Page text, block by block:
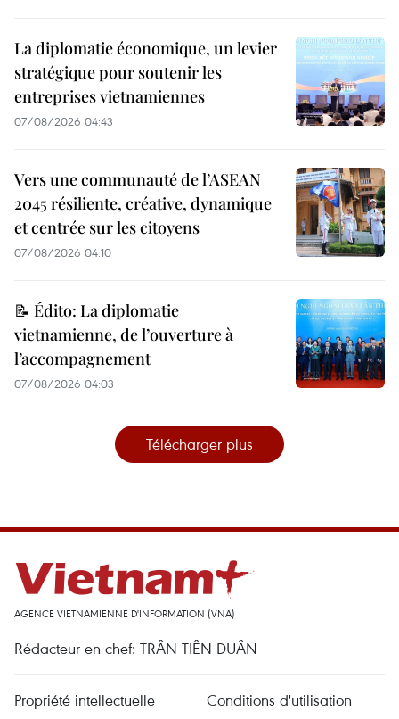
La diplomatie économique, un levier
stratégique pour soutenir les
entreprises vietnamiennes
07/08/2026 04:43
Vers une communauté de l’ASEAN
2045 résiliente, créative, dynamique
et centrée sur les citoyens
07/08/2026 04:10
📝 Édito: La diplomatie
vietnamienne, de l’ouverture à
l’accompagnement
07/08/2026 04:03
Télécharger plus
AGENCE VIETNAMIENNE D'INFORMATION (VNA)
Rédacteur en chef: TRÂN TIÊN DUÂN
Propriété intellectuelle Conditions d'utilisation